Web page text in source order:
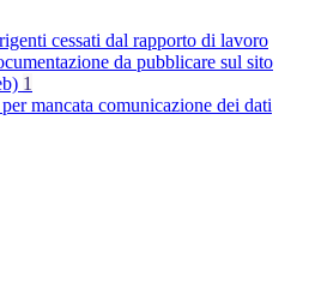
cessati dal rapporto di lavoro
da pubblicare sul sito
1
mancata comunicazione dei dati